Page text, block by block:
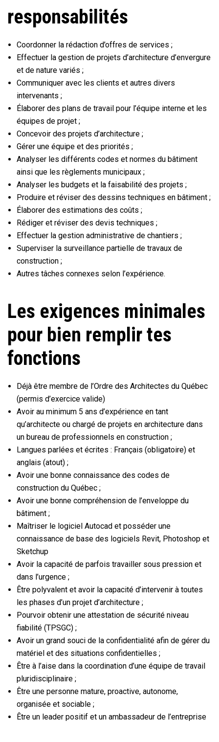
responsabilités
Coordonner la rédaction d’offres de services ;
Effectuer la gestion de projets d’architecture d’envergure
et de nature variés ;
Communiquer avec les clients et autres divers
intervenants ;
Élaborer des plans de travail pour l’équipe interne et les
équipes de projet ;
Concevoir des projets d’architecture ;
Gérer une équipe et des priorités ;
Analyser les différents codes et normes du bâtiment
ainsi que les règlements municipaux ;
Analyser les budgets et la faisabilité des projets ;
Produire et réviser des dessins techniques en bâtiment ;
Élaborer des estimations des coûts ;
Rédiger et réviser des devis techniques ;
Effectuer la gestion administrative de chantiers ;
Superviser la surveillance partielle de travaux de
construction ;
Autres tâches connexes selon l’expérience.
Les exigences minimales
pour bien remplir tes
fonctions
Déjà être membre de l’Ordre des Architectes du Québec
(permis d’exercice valide)
Avoir au minimum 5 ans d’expérience en tant
qu’architecte ou chargé de projets en architecture dans
un bureau de professionnels en construction ;
Langues parlées et écrites : Français (obligatoire) et
anglais (atout) ;
Avoir une bonne connaissance des codes de
construction du Québec ;
Avoir une bonne compréhension de l’enveloppe du
bâtiment ;
Maîtriser le logiciel Autocad et posséder une
connaissance de base des logiciels Revit, Photoshop et
Sketchup
Avoir la capacité de parfois travailler sous pression et
dans l’urgence ;
Être polyvalent et avoir la capacité d’intervenir à toutes
les phases d’un projet d’architecture ;
Pourvoir obtenir une attestation de sécurité niveau
fiabilité (TPSGC) ;
Avoir un grand souci de la confidentialité afin de gérer du
matériel et des situations confidentielles ;
Être à l’aise dans la coordination d’une équipe de travail
pluridisciplinaire ;
Être une personne mature, proactive, autonome,
organisée et sociable ;
Être un leader positif et un ambassadeur de l’entreprise